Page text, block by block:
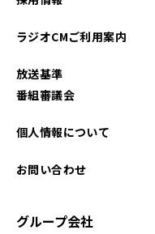
2024年11月
ラジオCMご利用案内
放送基準
番組審議会
個人情報について
お問い合わせ
グループ会社